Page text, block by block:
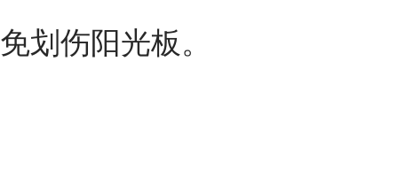
免划伤阳光板。